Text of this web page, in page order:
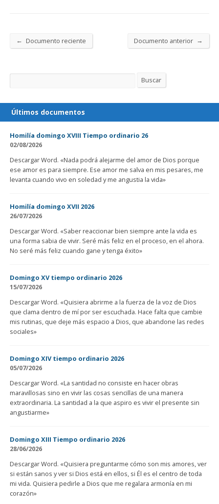
← Documento reciente Documento anterior →
Buscar Buscar
Últimos documentos
Homilía domingo XVIII Tiempo ordinario 26
02/08/2026
Descargar Word. «Nada podrá alejarme del amor de Dios porque
ese amor es para siempre. Ese amor me salva en mis pesares, me
levanta cuando vivo en soledad y me angustia la vida»
Homilía domingo XVII 2026
26/07/2026
Descargar Word. «Saber reaccionar bien siempre ante la vida es
una forma sabia de vivir. Seré más feliz en el proceso, en el ahora.
No seré más feliz cuando gane y tenga éxito»
Domingo XV tiempo ordinario 2026
15/07/2026
Descargar Word. «Quisiera abrirme a la fuerza de la voz de Dios
que clama dentro de mí por ser escuchada. Hace falta que cambie
mis rutinas, que deje más espacio a Dios, que abandone las redes
sociales»
Domingo XIV tiempo ordinario 2026
05/07/2026
Descargar Word. «La santidad no consiste en hacer obras
maravillosas sino en vivir las cosas sencillas de una manera
extraordinaria. La santidad a la que aspiro es vivir el presente sin
angustiarme»
Domingo XIII Tiempo ordinario 2026
28/06/2026
Descargar Word. «Quisiera preguntarme cómo son mis amores, ver
si están sanos y ver si Dios está en ellos, si Él es el centro de toda
mi vida. Quisiera pedirle a Dios que me regalara armonía en mi
corazón»